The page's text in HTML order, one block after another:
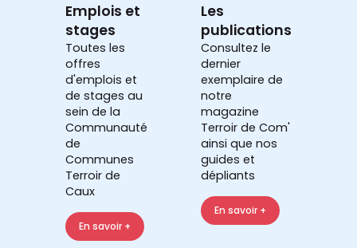
Emplois et
stages
Toutes les
offres
d'emplois et
de stages au
sein de la
Communauté
de
Communes
Terroir de
Caux
En savoir +
Les
publications
Consultez le
dernier
exemplaire de
notre
magazine
Terroir de Com'
ainsi que nos
guides et
dépliants
En savoir +